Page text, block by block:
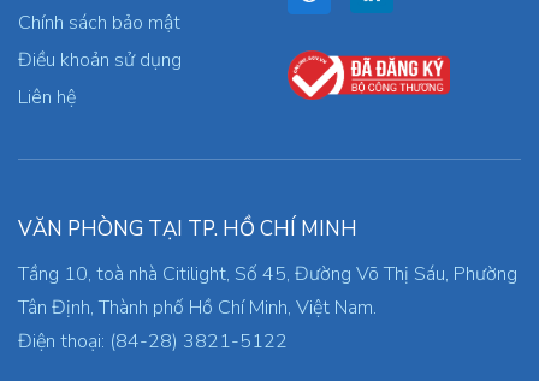
Chính sách bảo mật
Điều khoản sử dụng
Liên hệ
VĂN PHÒNG TẠI TP. HỒ CHÍ MINH
Tầng 10, toà nhà Citilight, Số 45, Đường Võ Thị Sáu, Phường
Tân Định, Thành phố Hồ Chí Minh, Việt Nam.
Điện thoại: (84-28) 3821-5122